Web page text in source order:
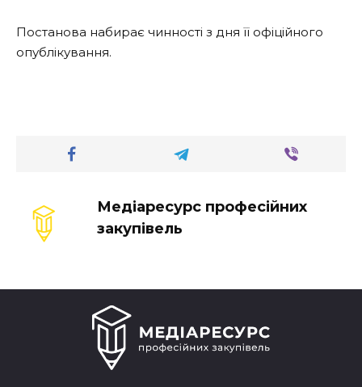
Постанова набирає чинності з дня її офіційного
опублікування.
Медіаресурс професійних
закупівель